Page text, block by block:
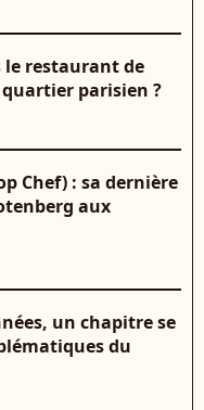
le restaurant de
parisien ?
Chef) : sa dernière
aux
un chapitre se
du